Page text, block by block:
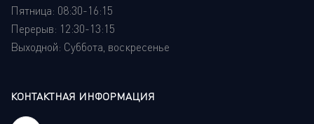
Пятница: 08:30-16:15
Перерыв: 12:30-13:15
Выходной: Суббота, воскресенье
КОНТАКТНАЯ ИНФОРМАЦИЯ